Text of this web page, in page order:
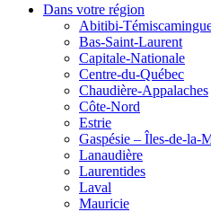
Dans votre région
Abitibi-
Bas-Saint-Laurent
Capitale-Nationale
Centre-du-Québec
Chaudière-Appalaches
Côte-Nord
Estrie
Gaspésie – Îles-de-la-
Lanaudière
Laurentides
Laval
Mauricie